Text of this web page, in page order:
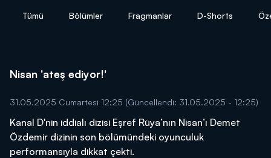
Tümü Bölümler Fragmanlar D-Shorts
Nisan 'ateş ediyor!'
31.05.2025 Cumartesi 12:25 (Güncellendi: 31.05.2025 - 12:25)
Kanal D'nin iddialı dizisi Eşref Rüya’nın Nisan’ı Demet
Özdemir dizinin son bölümündeki oyunculuk
performansıyla dikkat çekti.